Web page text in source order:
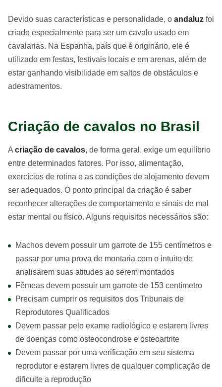
Devido suas características e personalidade, o andaluz foi
criado especialmente para ser um cavalo usado em
cavalarias. Na Espanha, país que é originário, ele é
utilizado em festas, festivais locais e em arenas, além de
estar ganhando visibilidade em saltos de obstáculos e
adestramentos.
Criação de cavalos no Brasil
A criação de cavalos, de forma geral, exige um equilíbrio
entre determinados fatores. Por isso, alimentação,
exercícios de rotina e as condições de alojamento devem
ser adequados. O ponto principal da criação é saber
reconhecer alterações de comportamento e sinais de mal
estar mental ou físico. Alguns requisitos necessários são:
Machos devem possuir um garrote de 155 centímetros e
passar por uma prova de montaria com o intuito de
analisarem suas atitudes ao serem montados
Fêmeas devem possuir um garrote de 153 centímetro
Precisam cumprir os requisitos dos Tribunais de
Reprodutores Qualificados
Devem passar pelo exame radiológico e estarem livres
de doenças como osteocondrose e osteoartrite
Devem passar por uma verificação em seu sistema
reprodutor e estarem livres de qualquer complicação de
dificulte a reprodução